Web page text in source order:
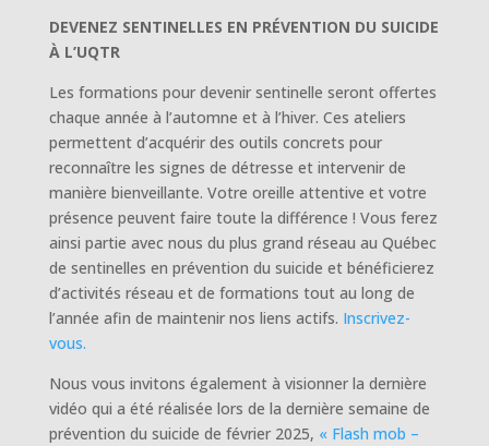
DEVENEZ SENTINELLES EN PRÉVENTION DU SUICIDE
À L’UQTR
Les formations pour devenir sentinelle seront offertes
chaque année à l’automne et à l’hiver. Ces ateliers
permettent d’acquérir des outils concrets pour
reconnaître les signes de détresse et intervenir de
manière bienveillante. Votre oreille attentive et votre
présence peuvent faire toute la différence ! Vous ferez
ainsi partie avec nous du plus grand réseau au Québec
de sentinelles en prévention du suicide et bénéficierez
d’activités réseau et de formations tout au long de
l’année afin de maintenir nos liens actifs. Inscrivez-
vous.
Nous vous invitons également à visionner la dernière
vidéo qui a été réalisée lors de la dernière semaine de
prévention du suicide de février 2025, « Flash mob –